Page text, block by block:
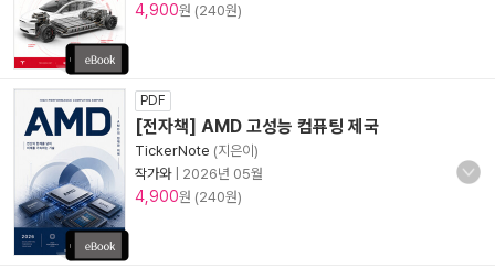
4,900원 (240원)
PDF
[전자책] AMD 고성능 컴퓨팅 제국
TickerNote (지은이)
작가와| 2026년 05월
4,900원 (240원)